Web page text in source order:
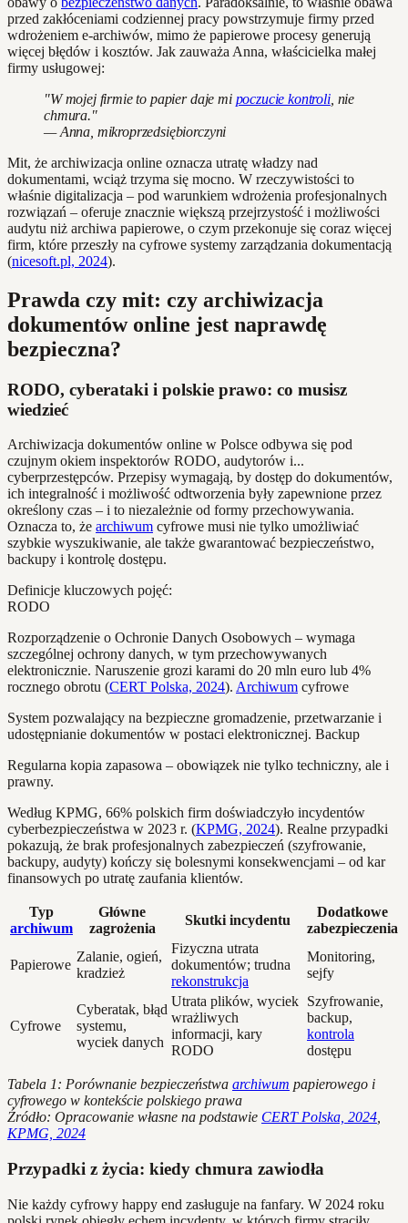
przed zakłóceniami codziennej pracy powstrzymuje firmy przed
wdrożeniem e-archiwów, mimo że papierowe procesy generują
więcej błędów i kosztów. Jak zauważa Anna, właścicielka małej
firmy usługowej:
"W mojej firmie to papier daje mi poczucie kontroli, nie
chmura."
— Anna, mikroprzedsiębiorczyni
Mit, że archiwizacja online oznacza utratę władzy nad
dokumentami, wciąż trzyma się mocno. W rzeczywistości to
właśnie digitalizacja – pod warunkiem wdrożenia profesjonalnych
rozwiązań – oferuje znacznie większą przejrzystość i możliwości
audytu niż archiwa papierowe, o czym przekonuje się coraz więcej
firm, które przeszły na cyfrowe systemy zarządzania dokumentacją
(nicesoft.pl, 2024).
Prawda czy mit: czy archiwizacja
dokumentów online jest naprawdę
bezpieczna?
RODO, cyberataki i polskie prawo: co musisz
wiedzieć
Archiwizacja dokumentów online w Polsce odbywa się pod
czujnym okiem inspektorów RODO, audytorów i...
cyberprzestępców. Przepisy wymagają, by dostęp do dokumentów,
ich integralność i możliwość odtworzenia były zapewnione przez
określony czas – i to niezależnie od formy przechowywania.
Oznacza to, że archiwum cyfrowe musi nie tylko umożliwiać
szybkie wyszukiwanie, ale także gwarantować bezpieczeństwo,
backupy i kontrolę dostępu.
Definicje kluczowych pojęć:
RODO
Rozporządzenie o Ochronie Danych Osobowych – wymaga
szczególnej ochrony danych, w tym przechowywanych
elektronicznie. Naruszenie grozi karami do 20 mln euro lub 4%
rocznego obrotu (CERT Polska, 2024). Archiwum cyfrowe
System pozwalający na bezpieczne gromadzenie, przetwarzanie i
udostępnianie dokumentów w postaci elektronicznej. Backup
Regularna kopia zapasowa – obowiązek nie tylko techniczny, ale i
prawny.
Według KPMG, 66% polskich firm doświadczyło incydentów
cyberbezpieczeństwa w 2023 r. (KPMG, 2024). Realne przypadki
pokazują, że brak profesjonalnych zabezpieczeń (szyfrowanie,
backupy, audyty) kończy się bolesnymi konsekwencjami – od kar
finansowych po utratę zaufania klientów.
Typ
archiwum
Główne
zagrożenia
Skutki incydentu
Dodatkowe
zabezpieczenia
Papierowe
Zalanie, ogień,
kradzież
Fizyczna utrata
dokumentów; trudna
rekonstrukcja
Monitoring,
sejfy
Cyfrowe
Cyberatak, błąd
systemu,
wyciek danych
Utrata plików, wyciek
wrażliwych
informacji, kary
RODO
Szyfrowanie,
backup,
kontrola
dostępu
Tabela 1: Porównanie bezpieczeństwa archiwum papierowego i
cyfrowego w kontekście polskiego prawa
Źródło: Opracowanie własne na podstawie CERT Polska, 2024
KPMG, 2024
Przypadki z życia: kiedy chmura zawiodła
Nie każdy cyfrowy happy end zasługuje na fanfary. W 2024 roku